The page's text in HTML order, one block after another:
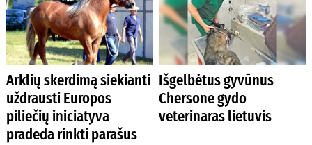
Arklių skerdimą siekianti
uždrausti Europos
piliečių iniciatyva
pradeda rinkti parašus
Išgelbėtus gyvūnus
Chersone gydo
veterinaras lietuvis